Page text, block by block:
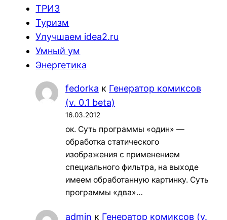
ТРИЗ
Туризм
Улучшаем idea2.ru
Умный ум
Энергетика
fedorka к Генератор комиксов
(v. 0.1 beta)
16.03.2012
ок. Суть программы «один» —
обработка статического
изображения с применением
специального фильтра, на выходе
имеем обработанную картинку. Суть
программы «два»…
admin к Генератор комиксов (v.